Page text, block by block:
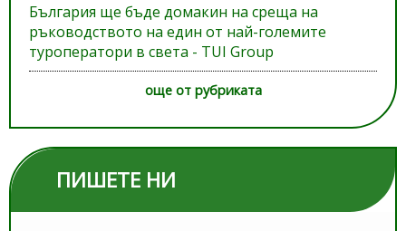
България ще бъде домакин на среща на
ръководството на един от най-големите
туроператори в света - TUI Group
още от рубриката
ПИШЕТЕ НИ